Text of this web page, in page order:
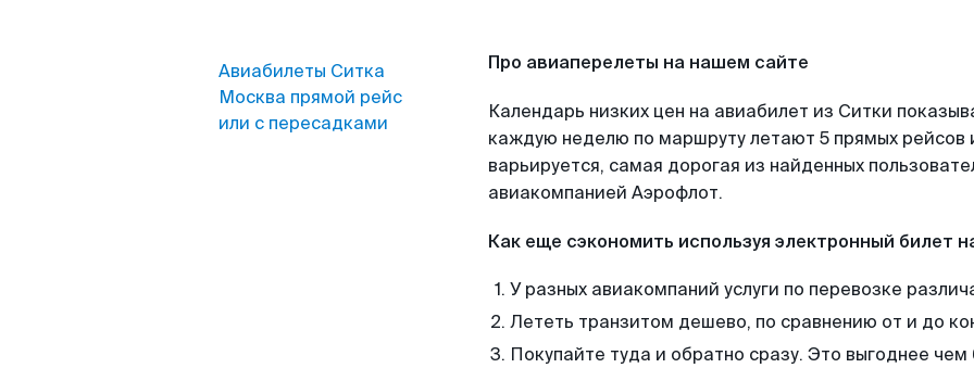
Авиабилеты Ситка
Москва прямой рейс
или с пересадками
Про авиаперелеты на нашем сайте
Календарь низких цен на авиабилет из Ситки
каждую неделю по маршруту летают 5 прямых рейсов
варьируется, самая дорогая из найденных
авиакомпанией Аэрофлот.
Как еще сэкономить используя электронный билет
У разных авиакомпаний услуги по перевозке
Лететь транзитом дешево, по сравнению от и до
Покупайте туда и обратно сразу. Это выгоднее